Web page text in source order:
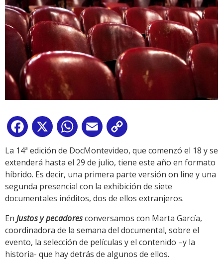
Facebook
X WhatsApp
Email
Link
La 14ª edición de DocMontevideo, que comenzó el 18 y se
extenderá hasta el 29 de julio, tiene este año en formato
híbrido. Es decir, una primera parte versión on line y una
segunda presencial con la exhibición de siete
documentales inéditos, dos de ellos extranjeros.
En Justos y pecadoresconversamos con Marta García,
coordinadora de la semana del documental, sobre el
evento, la selección de películas y el contenido –y la
historia- que hay detrás de algunos de ellos.